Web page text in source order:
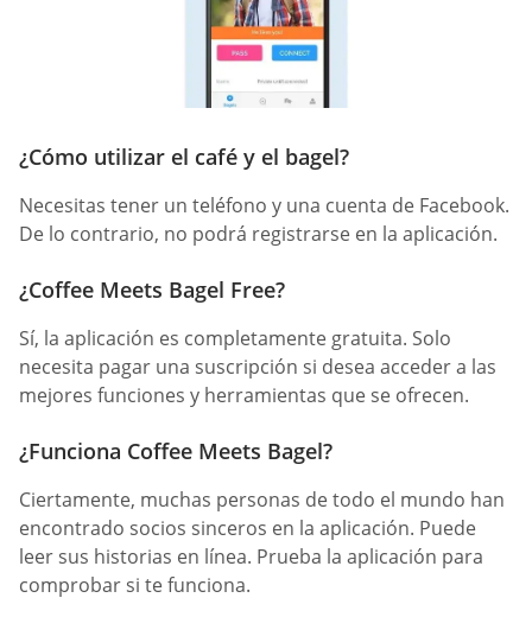
¿Cómo utilizar el café y el bagel?
Necesitas tener un teléfono y una cuenta de Facebook.
De lo contrario, no podrá registrarse en la aplicación.
¿Coffee Meets Bagel Free?
Sí, la aplicación es completamente gratuita. Solo
necesita pagar una suscripción si desea acceder a las
mejores funciones y herramientas que se ofrecen.
¿Funciona Coffee Meets Bagel?
Ciertamente, muchas personas de todo el mundo han
encontrado socios sinceros en la aplicación. Puede
leer sus historias en línea. Prueba la aplicación para
comprobar si te funciona.